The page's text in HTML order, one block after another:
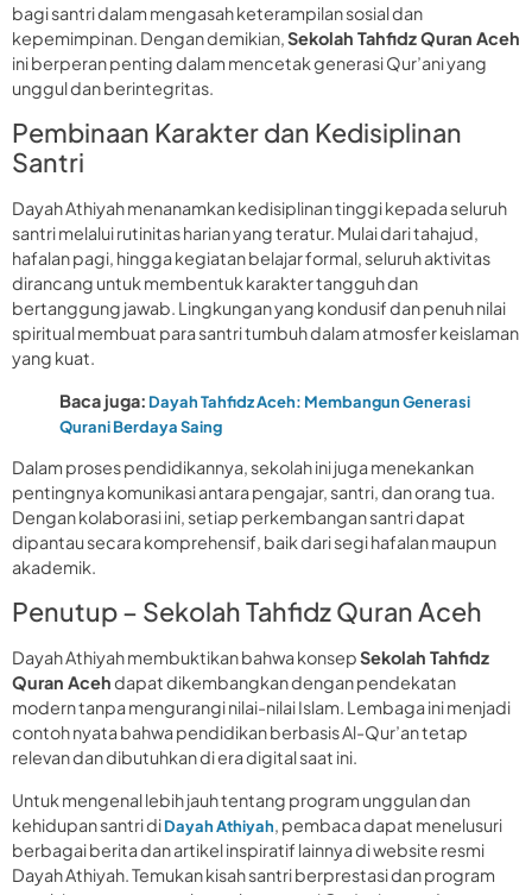
bagi santri dalam mengasah keterampilan sosial dan
kepemimpinan. Dengan demikian,Sekolah Tahfidz Quran Aceh
ini berperan penting dalam mencetak generasi Qur’ani yang
unggul dan berintegritas.
Pembinaan Karakter dan Kedisiplinan
Santri
Dayah Athiyah menanamkan kedisiplinan tinggi kepada seluruh
santri melalui rutinitas harian yang teratur. Mulai dari tahajud,
hafalan pagi, hingga kegiatan belajar formal, seluruh aktivitas
dirancang untuk membentuk karakter tangguh dan
bertanggung jawab. Lingkungan yang kondusif dan penuh nilai
spiritual membuat para santri tumbuh dalam atmosfer keislaman
yang kuat.
Baca juga: Dayah Tahfidz Aceh: Membangun Generasi
Qurani Berdaya Saing
Dalam proses pendidikannya, sekolah ini juga menekankan
pentingnya komunikasi antara pengajar, santri, dan orang tua.
Dengan kolaborasi ini, setiap perkembangan santri dapat
dipantau secara komprehensif, baik dari segi hafalan maupun
akademik.
Penutup – Sekolah Tahfidz Quran Aceh
Dayah Athiyah membuktikan bahwa konsepSekolah Tahfidz
Quran Acehdapat dikembangkan dengan pendekatan
modern tanpa mengurangi nilai-nilai Islam. Lembaga ini menjadi
contoh nyata bahwa pendidikan berbasis Al-Qur’an tetap
relevan dan dibutuhkan di era digital saat ini.
Untuk mengenal lebih jauh tentang program unggulan dan
kehidupan santri diDayah Athiyah, pembaca dapat menelusuri
berbagai berita dan artikel inspiratif lainnya di website resmi
Dayah Athiyah. Temukan kisah santri berprestasi dan program